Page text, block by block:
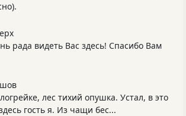
рада видеть Вас здесь! Спасибо Вам
лес тихий опушка. Устал, в это
гость я. Из чащи бес...